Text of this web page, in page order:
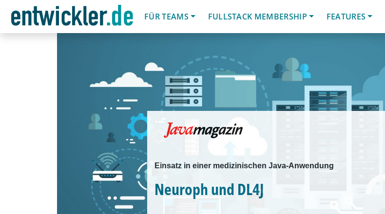
FÜR TEAMS
FULLSTACK MEMBERSHIP FEATURES
Einsatz in einer medizinischen Java-Anwendung
Neuroph und DL4J